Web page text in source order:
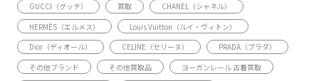
GUCCI（グッチ） 買取
CHANEL（シャネル）
HERMÈS（エルメス）
Louis Vuitton（ルイ・ヴィトン）
Dior（ディオール）
CELINE（セリーヌ）
PRADA（プラダ）
その他ブランド
その他買取品
ヨーガンレール 古着買取